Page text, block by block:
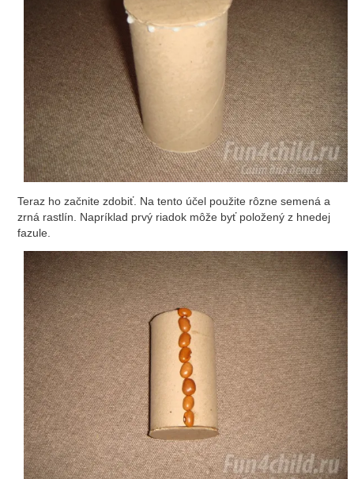
Teraz ho začnite zdobiť. Na tento účel použite rôzne semená a
zrná rastlín. Napríklad prvý riadok môže byť položený z hnedej
fazule.